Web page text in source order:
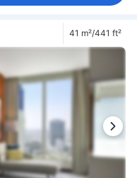
41 m²/441 ft²